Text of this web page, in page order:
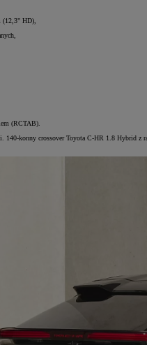
(12,3" HD),
(RCTAB).
140-konny crossover Toyota C-HR 1.8 Hybrid